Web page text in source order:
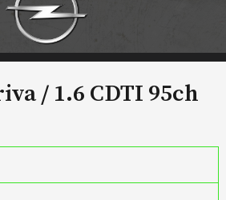
/ 1.6 CDTI 95ch